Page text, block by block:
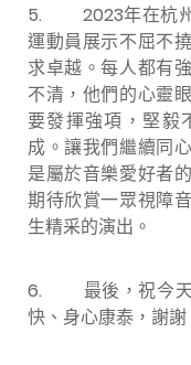
5. 2023年在杭州
運動員展示不屈不
求卓越。每人都有
不清，他們的心靈
要發揮強項，堅毅
成。讓我們繼續同
是屬於音樂愛好者
期待欣賞一眾視障
生精采的演出。
6. 最後，祝今天
快、身心康泰，謝謝